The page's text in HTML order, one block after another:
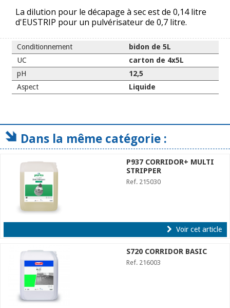
La dilution pour le décapage à sec est de 0,14 litre
d'EUSTRIP pour un pulvérisateur de 0,7 litre.
Conditionnement
bidon de 5L
UC
carton de 4x5L
pH
12,5
Aspect
Liquide
Dans la même catégorie :
P937 CORRIDOR+ MULTI
STRIPPER
Ref. 215030
Voir cet article
S720 CORRIDOR BASIC
Ref. 216003